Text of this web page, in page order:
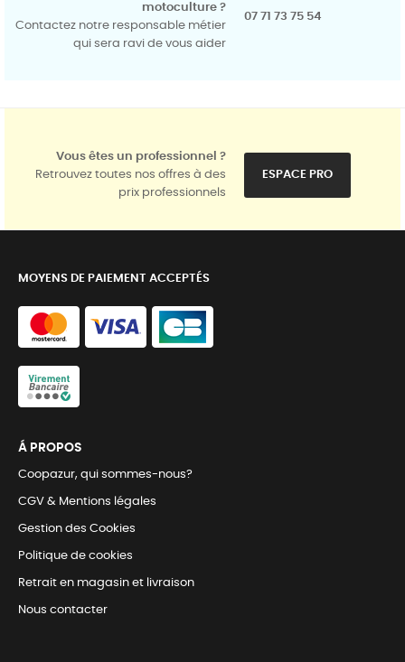
motoculture ?
Contactez notre responsable métier
qui sera ravi de vous aider
07 71 73 75 54
Vous êtes un professionnel ?
Retrouvez toutes nos offres à des
prix professionnels
ESPACE PRO
MOYENS DE PAIEMENT ACCEPTÉS
Á PROPOS
Coopazur, qui sommes-nous?
CGV & Mentions légales
Gestion des Cookies
Politique de cookies
Retrait en magasin et livraison
Nous contacter